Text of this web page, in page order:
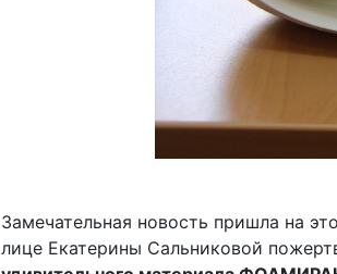
Замечательная новость пришла на
лице Екатерины Сальниковой